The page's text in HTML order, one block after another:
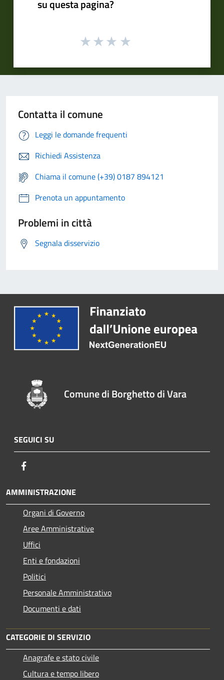
su questa pagina?
Contatta il comune
Leggi le domande frequenti
Richiedi Assistenza
Chiama il comune (+39) 0187 894121
Prenota un appuntamento
Problemi in città
Segnala disservizio
Comune di Borghetto di Vara
SEGUICI SU
AMMINISTRAZIONE
Organi di Governo
Aree Amministrative
Uffici
Enti e fondazioni
Politici
Personale Amministrativo
Documenti e dati
CATEGORIE DI SERVIZIO
Anagrafe e stato civile
Cultura e tempo libero